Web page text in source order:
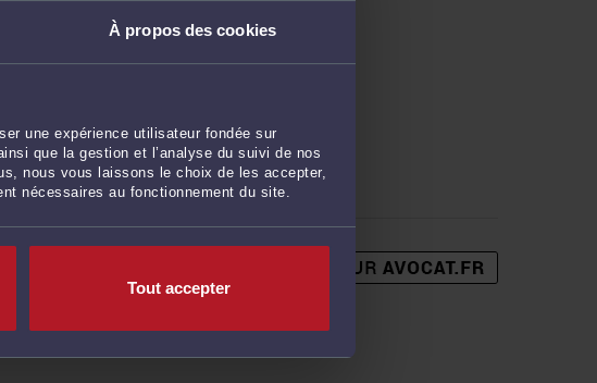
À propos des cookies
une expérience utilisateur fondée sur
que la gestion et l’analyse du suivi de nos
nous vous laissons le choix de les accepter,
nécessaires au fonctionnement du site.
Tout accepter
Novembre 2019
Mai 2019
Avril 2019